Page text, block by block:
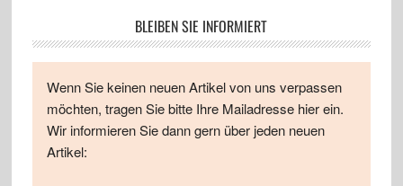
BLEIBEN SIE INFORMIERT
Wenn Sie keinen neuen Artikel von uns verpassen
möchten, tragen Sie bitte Ihre Mailadresse hier ein.
Wir informieren Sie dann gern über jeden neuen
Artikel: